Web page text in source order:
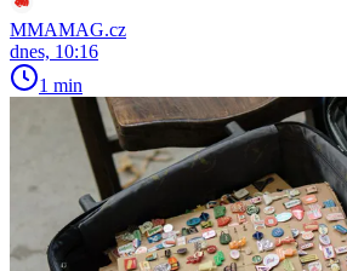
MMAMAG.cz
dnes, 10:16
1 min